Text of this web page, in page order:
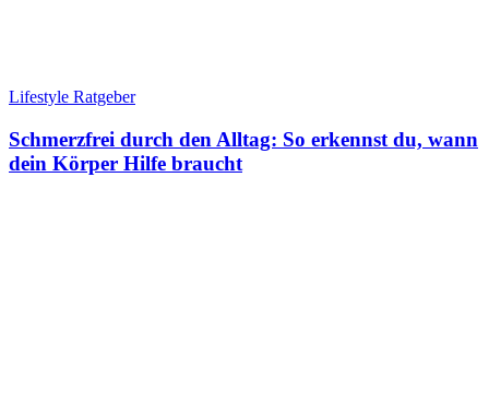
Lifestyle Ratgeber
Schmerzfrei durch den Alltag: So erkennst du, wann
dein Körper Hilfe braucht